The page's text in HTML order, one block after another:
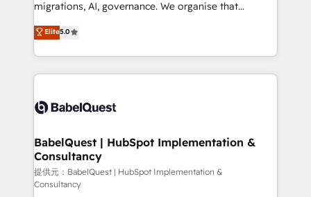
- Dashboards, lifecycle campaigns, and lead
nurturing sequences. - Cross-hub setup across
scalable retainers. Let’s make HubSpot your most
powerful growth engine. Built to convert, scale, and
migrations, AI, governance. We organise that
complexity, so your team can put HubSpot to work...
Welcome to our Profile! We help with: • CRM
implementation, reports, workflows, and team
training • CRM migration from Salesforce, Pipedrive,
custom API integrations with ERP (and other
operations A little about us: • Boutique 'Elite' team of
12 • 150+ clients across Sales Hub, Marketing Hub,
Service Hub, Data Hub and CMS • ISO/IEC
27001:2022, ISO 9001:2015, and ISO 42001:2023
Elite5.0
BabelQuest | HubSpot Implementation &
Consultancy
提供元：BabelQuest | HubSpot Implementation &
Consultancy